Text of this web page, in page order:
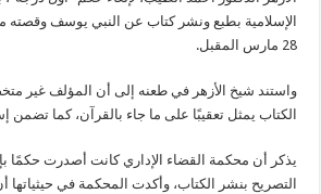
الإسلامية بطبع ونشر كتاب عن النبي يوسف وقصته
28 مارس المقبل.
واستند شيخ الأزهر في طعنه إلى أن المؤلف غير
الكتاب يمثل تعقيبًا على ما جاء بالقرآن، كما
يذكر أن محكمة القضاء الإداري كانت أصدرت حكمًا
التصريح بنشر الكتاب، وأكدت المحكمة في